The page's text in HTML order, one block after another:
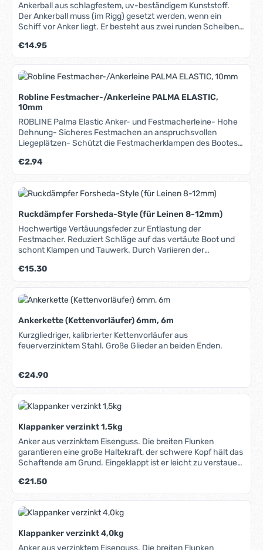
Ankerball aus schlagfestem, uv-beständigem Kunststoff.
Der Ankerball muss (im Rigg) gesetzt werden, wenn ein
Schiff vor Anker liegt. Er besteht aus zwei runden Scheiben,
Bei Nicht-Gebrauch wird er zerlegt und ist so sehr
platzsparend zu verstauen.
Regulärer Preis:
€14.95
Robline Festmacher-/Ankerleine PALMA ELASTIC,
10mm
ROBLINE Palma Elastic Anker- und Festmacherleine- Hohe
Dehnung- Sicheres Festmachen an anspruchsvollen
Liegeplätzen- Schützt die Festmacherklampen des Bootes
besten geeignet für Liegeplätze, an denen eine hohe
Bruchlast und Dehnung erforderlich ist.
Regulärer Preis:
€2.94
Ruckdämpfer Forsheda-Style (für Leinen 8-12mm)
Hochwertige Vertäuungsfeder zur Entlastung der
Festmacher. Reduziert Schläge auf das vertäute Boot und
schont Klampen und Tauwerk. Durch Variieren der
Federbewegung festgelegt werden: Bei 1 Windung 50mm, bei
2 Windungen 150mm, bei 3 Windungen 250mm.
Regulärer Preis:
€15.30
Ankerkette (Kettenvorläufer) 6mm, 6m
Kurzgliedriger, kalibrierter Kettenvorläufer aus
feuerverzinktem Stahl. Große Glieder an beiden Enden.
Regulärer Preis:
€24.90
Klappanker verzinkt 1,5kg
Anker aus verzinktem Eisenguss. Die breiten Flunken
garantieren eine große Haltekraft, der schwere Kopf hält das
Schaftende am Grund. Eingeklappt ist er leicht zu verstauen
Regulärer Preis:
€21.50
Klappanker verzinkt 4,0kg
Anker aus verzinktem Eisenguss. Die breiten Flunken